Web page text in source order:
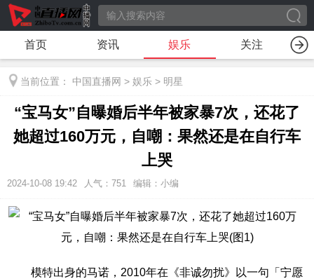
首页 资讯 娱乐 关注
当前位置： 中国直播网 > 娱乐 > 明星
“宝马女”自曝婚后半年被家暴7次，还花了
她超过160万元，自嘲：果然还是在自行车
上哭
2024-10-08 19:42 人气： 751 编辑：小编
模特出身的马诺，2010年在《非诚勿扰》以一句「宁愿